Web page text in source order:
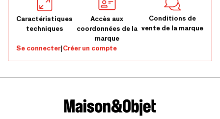
Caractéristiques
techniques
Accès aux
coordonnées de la
marque
Conditions de
vente de la marque
Se connecter|Créer un compte